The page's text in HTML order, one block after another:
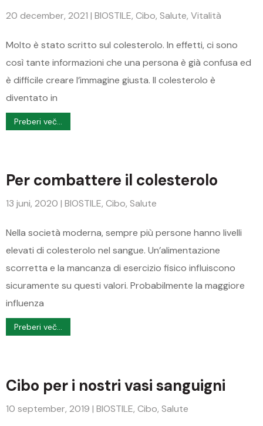
20 december, 2021 | BIOSTILE, Cibo, Salute, Vitalità
Molto è stato scritto sul colesterolo. In effetti, ci sono
così tante informazioni che una persona è già confusa ed
è difficile creare l’immagine giusta. Il colesterolo è
diventato in
Preberi več...
Per combattere il colesterolo
13 juni, 2020 | BIOSTILE, Cibo, Salute
Nella società moderna, sempre più persone hanno livelli
elevati di colesterolo nel sangue. Un’alimentazione
scorretta e la mancanza di esercizio fisico influiscono
sicuramente su questi valori. Probabilmente la maggiore
influenza
Preberi več...
Cibo per i nostri vasi sanguigni
10 september, 2019 | BIOSTILE, Cibo, Salute